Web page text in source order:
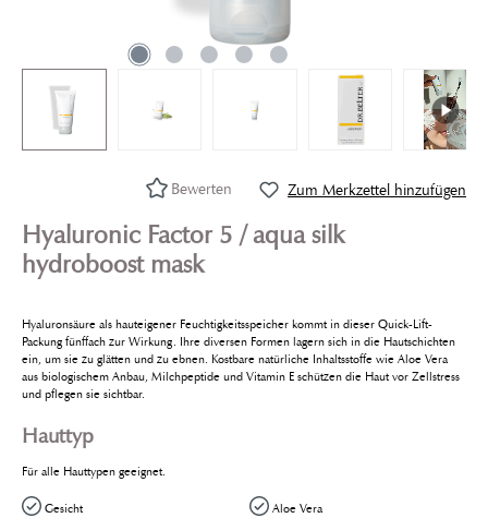
Zum Merkzettel hinzufügen
Bewerten
Hyaluronic Factor 5 / aqua silk
hydroboost mask
Hyaluronsäure als hauteigener Feuchtigkeitsspeicher kommt in dieser Quick-Lift-
Packung fünffach zur Wirkung. Ihre diversen Formen lagern sich in die Hautschichten
ein, um sie zu glätten und zu ebnen. Kostbare natürliche Inhaltsstoffe wie Aloe Vera
aus biologischem Anbau, Milchpeptide und Vitamin E schützen die Haut vor Zellstress
und pflegen sie sichtbar.
Hauttyp
Für alle Hauttypen geeignet.
Gesicht
Aloe Vera